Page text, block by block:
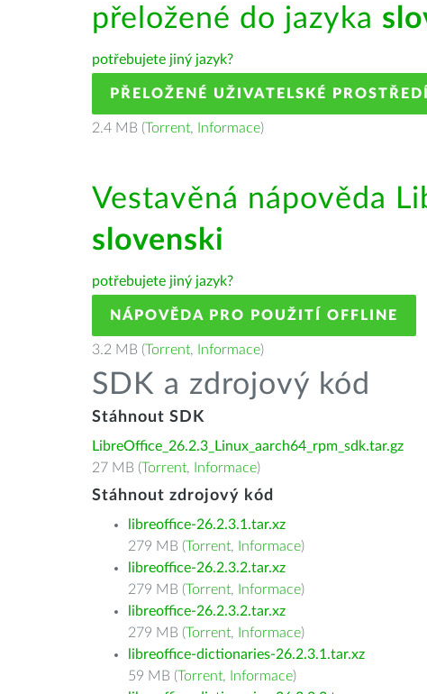
přeložené do jazyka
potřebujete jiný jazyk?
PŘELOŽENÉ UŽIVATELSKÉ PROSTŘEDÍ
2.4 MB (Torrent, Informace)
Vestavěná nápověda
slovenski
potřebujete jiný jazyk?
NÁPOVĚDA PRO POUŽITÍ OFFLINE
3.2 MB (Torrent, Informace)
SDK a zdrojový kód
Stáhnout SDK
LibreOffice_26.2.3_Linux_aarch64_rpm_sdk.tar.gz
27 MB (Torrent, Informace)
Stáhnout zdrojový kód
libreoffice-26.2.3.1.tar.xz
279 MB (Torrent, Informace)
libreoffice-26.2.3.2.tar.xz
279 MB (Torrent, Informace)
libreoffice-26.2.3.2.tar.xz
279 MB (Torrent, Informace)
libreoffice-dictionaries-26.2.3.1.tar.xz
59 MB (Torrent, Informace)